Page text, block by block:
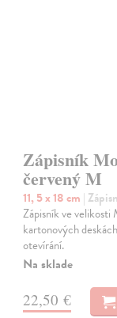
Zápisník
červený M
11, 5 x 18 cm |
Zápisník ve velikosti
kartonových
otevírání.
Na sklade
22,50 €